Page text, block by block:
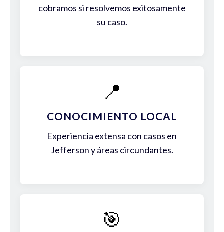
cobramos si resolvemos exitosamente
su caso.
📍
CONOCIMIENTO LOCAL
Experiencia extensa con casos en
Jefferson y áreas circundantes.
🎯